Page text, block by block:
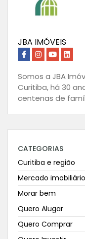
JBA IMÓVEIS
Somos a JBA
Curitiba, há 30
centenas de
CATEGORIAS
Curitiba e região
Mercado imobiliário
Morar bem
Quero Alugar
Quero Comprar